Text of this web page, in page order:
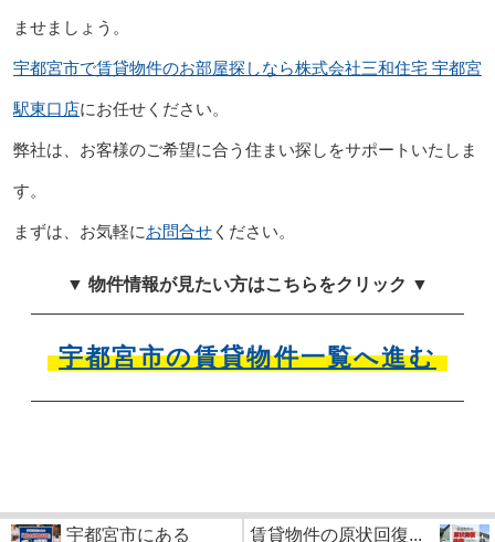
ませましょう。
宇都宮市で賃貸物件のお部屋探しなら株式会社三和住宅 宇都宮
駅東口店にお任せください。
弊社は、お客様のご希望に合う住まい探しをサポートいたしま
す。
まずは、お気軽にお問合せください。
▼ 物件情報が見たい方はこちらをクリック ▼
宇都宮市の賃貸物件一覧へ進む
宇都宮市にある
賃貸物件の原状回復...